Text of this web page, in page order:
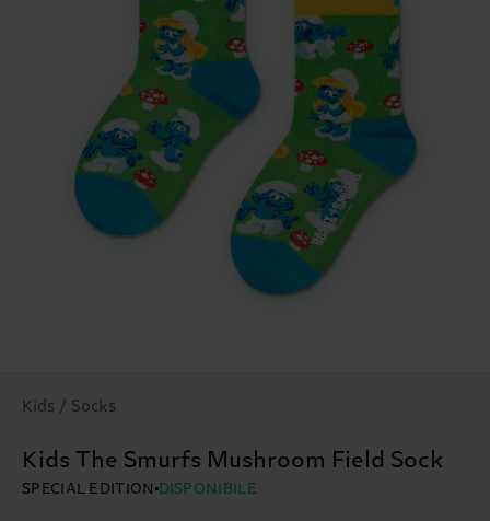
Kids / Socks
Kids The Smurfs Mushroom Field Sock
SPECIAL EDITION DISPONIBILE